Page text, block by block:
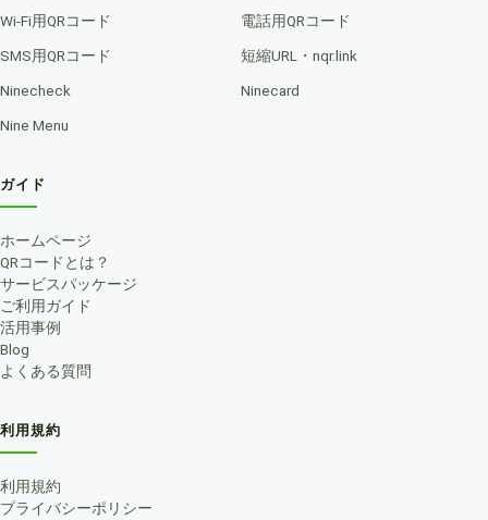
Wi-Fi用QRコード
電話用QRコード
SMS用QRコード
短縮URL・nqr.link
Ninecheck
Ninecard
Nine Menu
ガイド
ホームページ
QRコードとは？
サービスパッケージ
ご利用ガイド
活用事例
Blog
よくある質問
利用規約
利用規約
プライバシーポリシー